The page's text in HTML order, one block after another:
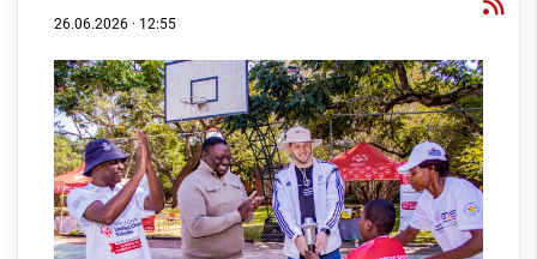
26.06.2026 · 12:55